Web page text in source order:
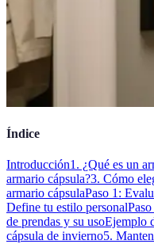
Índice
Introducción1. ¿Qué es un
armario cápsula?3. Cómo
armario cápsulaPaso 1:
Define tu estilo personal
de prendas y su usoEjemplo
cápsula de invierno5.